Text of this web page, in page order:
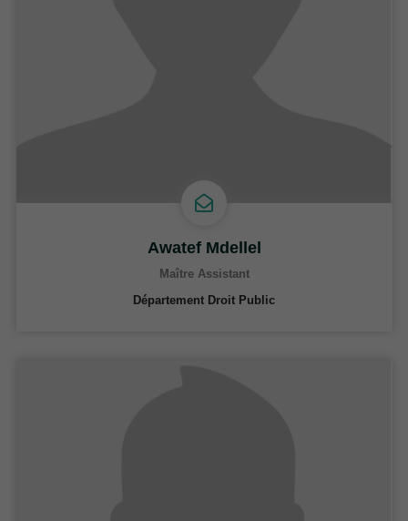
Awatef Mdellel
Maître Assistant
Département Droit Public